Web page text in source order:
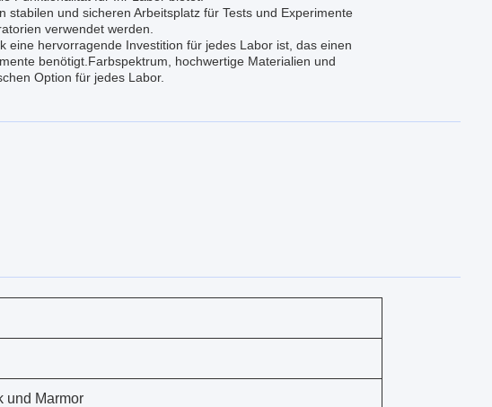
und sicheren Arbeitsplatz für Tests und Experimente
verwendet werden.
hervorragende Investition für jedes Labor ist, das einen
benötigt.Farbspektrum, hochwertige Materialien und
Option für jedes Labor.
und Marmor